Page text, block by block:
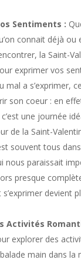
Sentiments :
connait déjà ou
la Saint-
exprimer vos
mal a s’exprimer,
son coeur : en
une journée
de la Saint-
souvent tous
nous paraissait
presque
devient
Activités
explorer des
main dans la